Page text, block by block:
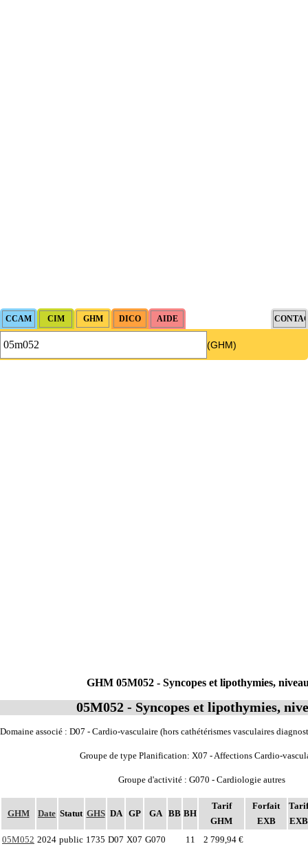
(GHM)
GHM Date Statut GHS DA GP GA BB BH
Tarif
GHM
Forfait
EXB
Tarif
EXB
05M052 2024 public 1735 D07 X07 G070 11
2 799,94 €
GHM 05M052 - Syncopes et lipothymies,
05M052 - Syncopes et lipothymies,
Domaine associé : D07 - Cardio-vasculaire (hors cathétérismes vasculaires
Groupe de type Planification: X07 - Affections Cardio-
Groupe d'activité : G070 - Cardiologie autres